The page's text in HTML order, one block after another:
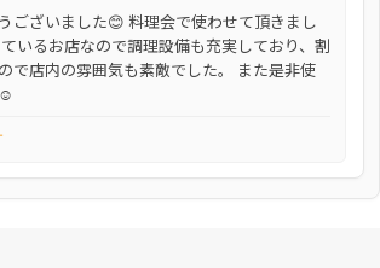
ございました😊 料理会で使わせて頂きまし
いるお店なので調理設備も充実しており、割
で店内の雰囲気も素敵でした。 また是非使